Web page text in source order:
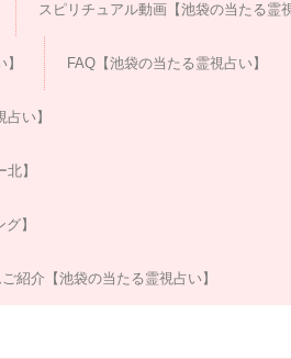
スピリチュアル動画【池袋の当たる霊
FAQ【池袋の当たる霊視占い】
い】
】
】
紹介【池袋の当たる霊視占い】